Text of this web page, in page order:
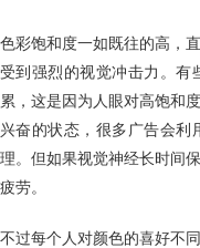
色彩饱和度一如既往的高，
受到强烈的视觉冲击力。有
累，这是因为人眼对高饱和
兴奋的状态，很多广告会利
理。但如果视觉神经长时间
疲劳。
不过每个人对颜色的喜好不